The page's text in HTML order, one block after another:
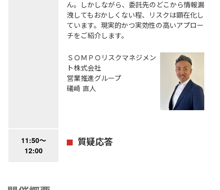
ん。しかしながら、委託先のどこから情報漏
洩してもおかしくない程、リスクは顕在化し
ています。現実的かつ実効性の高いアプロー
チをご紹介します。
ＳＯＭＰＯリスクマネジメン
ト株式会社
営業推進グループ
礒崎 直人
11:50～
12:00
質疑応答